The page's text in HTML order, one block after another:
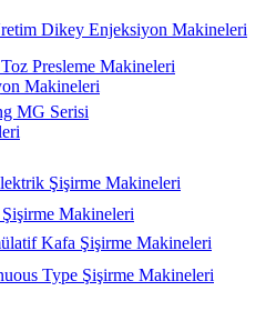
Dikey Enjeksiyon Makineleri
Presleme Makineleri
Makineleri
MG Serisi
Şişirme Makineleri
Makineleri
Kafa Şişirme Makineleri
Type Şişirme Makineleri